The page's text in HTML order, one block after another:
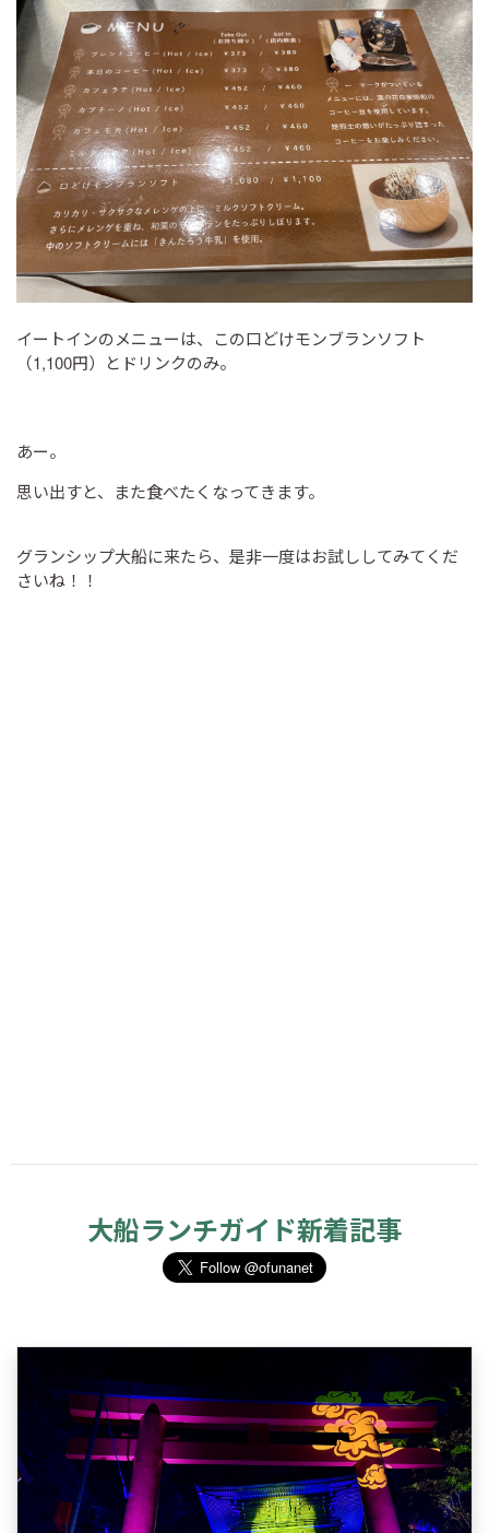
イートインのメニューは、この口どけモンブランソフト
（1,100円）とドリンクのみ。
あー。
思い出すと、また食べたくなってきます。
グランシップ大船に来たら、是非一度はお試ししてみてくだ
さいね！！
大船ランチガイド新着記事